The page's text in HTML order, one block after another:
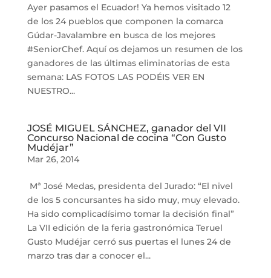
Ayer pasamos el Ecuador! Ya hemos visitado 12
de los 24 pueblos que componen la comarca
Gúdar-Javalambre en busca de los mejores
#SeniorChef. Aquí os dejamos un resumen de los
ganadores de las últimas eliminatorias de esta
semana: LAS FOTOS LAS PODÉIS VER EN
NUESTRO...
JOSÉ MIGUEL SÁNCHEZ, ganador del VII
Concurso Nacional de cocina “Con Gusto
Mudéjar”
Mar 26, 2014
Mª José Medas, presidenta del Jurado: “El nivel
de los 5 concursantes ha sido muy, muy elevado.
Ha sido complicadísimo tomar la decisión final”
La VII edición de la feria gastronómica Teruel
Gusto Mudéjar cerró sus puertas el lunes 24 de
marzo tras dar a conocer el...